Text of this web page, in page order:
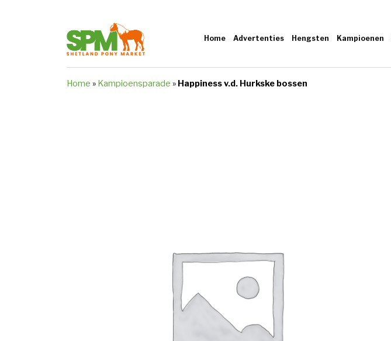
Home Advertenties Hengsten Kampioenen
Home » Kampioensparade » Happiness v.d. Hurkske bossen